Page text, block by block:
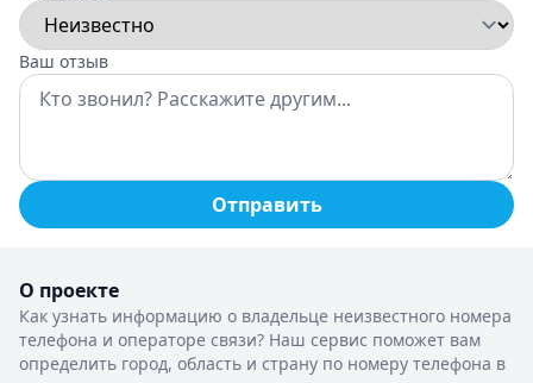
Ваш отзыв
Отправить
О проекте
Как узнать информацию о владельце неизвестного номера
телефона и операторе связи? Наш сервис поможет вам
определить город, область и страну по номеру телефона в